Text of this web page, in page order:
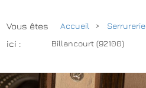
Vous êtes
ici :
Accueil Serrurerie
Billancourt (92100)